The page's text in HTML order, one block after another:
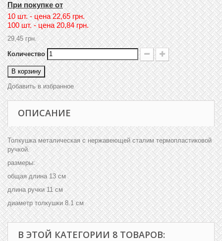
При покупке от
10 шт. - цена22,65 грн.
100 шт. - цена 20,84 грн.
29,45 грн.
Количество
В корзину
Добавить в избранное
ОПИСАНИЕ
Толкушка металическая с нержавеющей сталим термопластиковой
ручкой.
размеры:
общая длина 13 см
длина ручки 11 см
диаметр толкушки 8.1 см
В ЭТОЙ КАТЕГОРИИ 8 ТОВАРОВ: